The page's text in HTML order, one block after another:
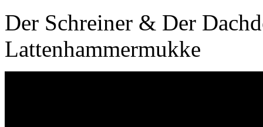
Der Schreiner & Der
Lattenhammermukke